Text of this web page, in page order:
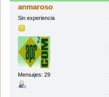
anmaroso
Sin experiencia
Mensajes: 29